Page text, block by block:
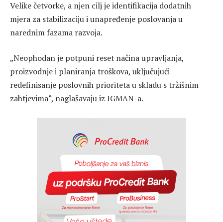
Velike četvorke, a njen cilj je identifikacija dodatnih
mjera za stabilizaciju i unapređenje poslovanja u
narednim fazama razvoja.
„Neophodan je potpuni reset načina upravljanja,
proizvodnje i planiranja troškova, uključujući
redefinisanje poslovnih prioriteta u skladu s tržišnim
zahtjevima“, naglašavaju iz IGMAN-a.